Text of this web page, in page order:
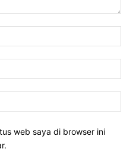
web saya di browser ini